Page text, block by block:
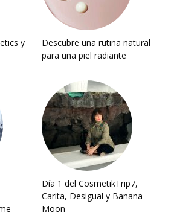
y
Descubre una rutina natural
para una piel radiante
Día 1 del CosmetikTrip7,
Carita, Desigual y Banana
Moon